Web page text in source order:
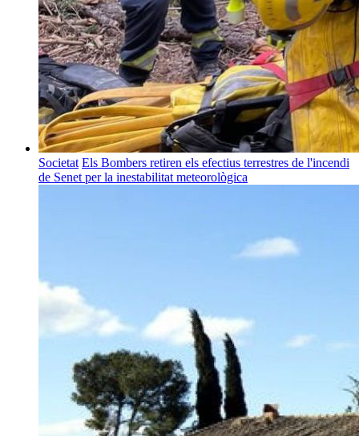
Societat Els Bombers retiren els efectius terrestres de l'incendi
de Senet per la inestabilitat meteorològica